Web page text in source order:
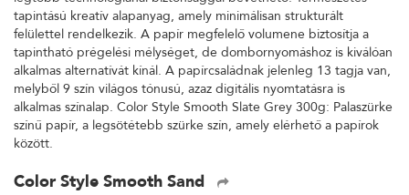
tapintású kreatív alapanyag, amely minimálisan strukturált
felülettel rendelkezik. A papír megfelelő volumene biztosítja a
tapintható prégelési mélységet, de dombornyomáshoz is kiválóan
alkalmas alternatívát kínál. A papírcsaládnak jelenleg 13 tagja van,
melyből 9 szín világos tónusú, azaz digitális nyomtatásra is
alkalmas színalap. Color Style Smooth Slate Grey 300g: Palaszürke
színű papír, a legsötétebb szürke szín, amely elérhető a papírok
között.
Color Style Smooth Sand